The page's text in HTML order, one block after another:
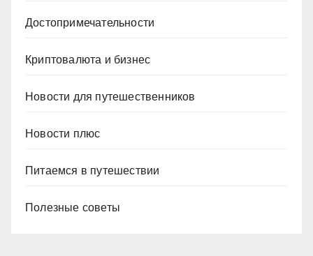
Достопримечательности
Криптовалюта и бизнес
Новости для путешественников
Новости плюс
Питаемся в путешествии
Полезные советы